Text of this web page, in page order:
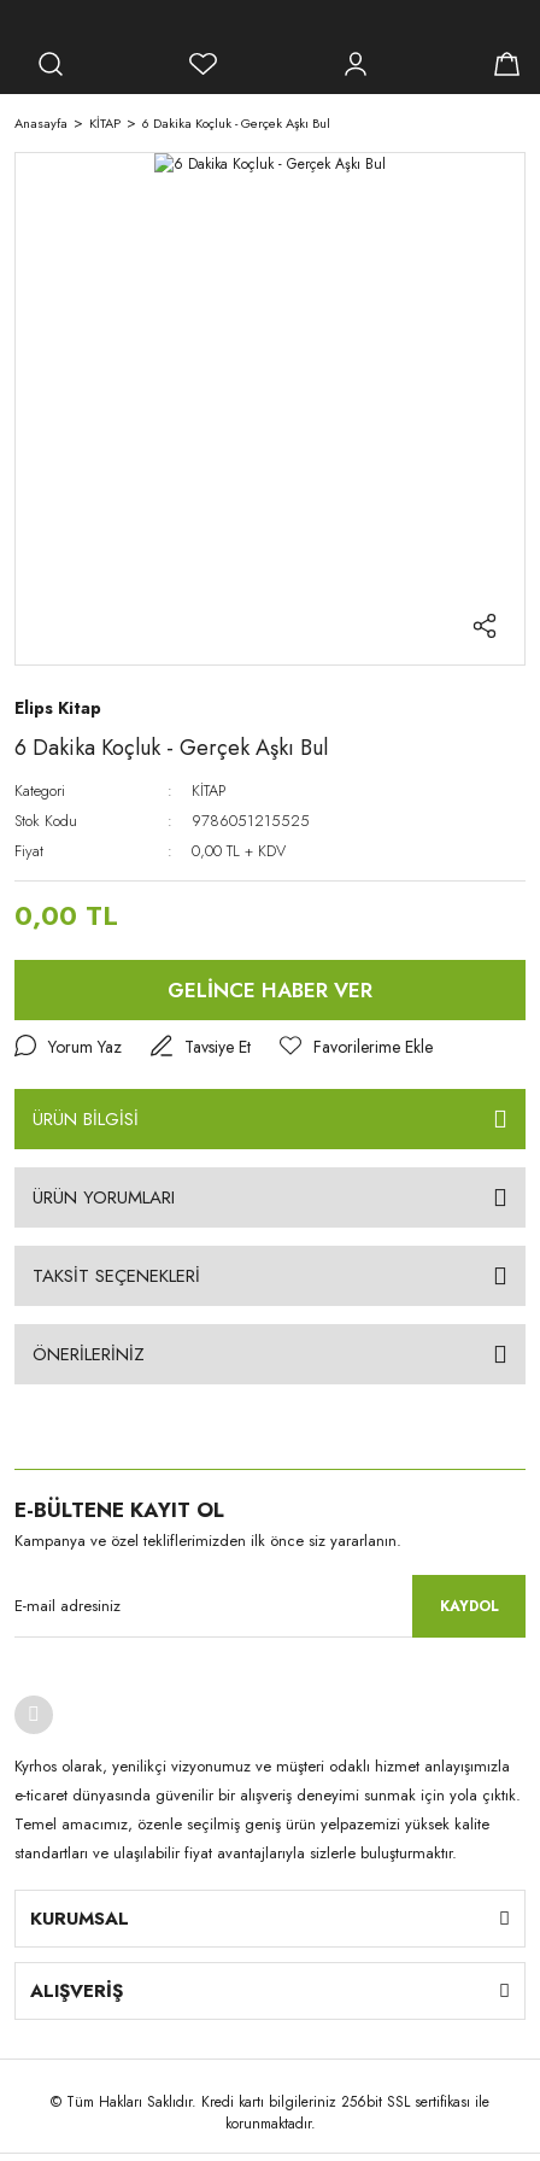
Anasayfa KİTAP 6 Dakika Koçluk - Gerçek Aşkı Bul
Elips Kitap
6 Dakika Koçluk - Gerçek Aşkı Bul
Kategori
KİTAP
Stok Kodu
9786051215525
Fiyat
0,00 TL + KDV
0,00 TL
GELİNCE HABER VER
Yorum Yaz Tavsiye Et
ÜRÜN BİLGİSİ
ÜRÜN YORUMLARI
TAKSİT SEÇENEKLERİ
ÖNERİLERİNİZ
E-BÜLTENE KAYIT OL
Kampanya ve özel tekliflerimizden ilk önce siz yararlanın.
KAYDOL
Kyrhos olarak, yenilikçi vizyonumuz ve müşteri odaklı hizmet anlayışımızla
e-ticaret dünyasında güvenilir bir alışveriş deneyimi sunmak için yola çıktık.
Temel amacımız, özenle seçilmiş geniş ürün yelpazemizi yüksek kalite
standartları ve ulaşılabilir fiyat avantajlarıyla sizlerle buluşturmaktır.
KURUMSAL
ALIŞVERİŞ
© Tüm Hakları Saklıdır. Kredi kartı bilgileriniz 256bit SSL sertifikası ile
korunmaktadır.